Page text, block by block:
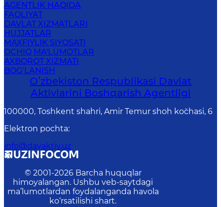
AGENTLIK HAQIDA
FAOLIYAT
DAVLAT XIZMATLARI
HUJJATLAR
MAXFIYLIK SIYOSATI
OCHIQ MA'LUMOTLAR
AXBOROT XIZMATI
BOG‘LANISH
Oʻzbekiston Respublikasi Davlat
Aktivlarini Boshqarish Agentligi
100000, Toshkent shahri, Amir Temur shoh ko`chasi, 6
Elektron pochta:
info@davaktiv.uz
© 2001-2026 Barcha huquqlar
himoyalangan. Ushbu veb-saytdagi
ma’lumotlardan foydalanganda havola
ko‘rsatilishi shart.